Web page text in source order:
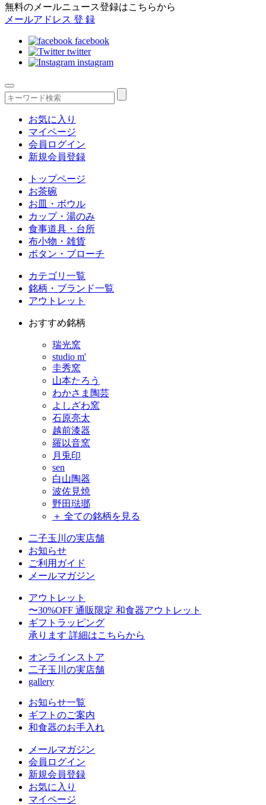
無料のメールニュース登録はこちらから
メールアドレス 登 録
facebook
twitter
instagram
お気に入り
マイページ
会員ログイン
新規会員登録
トップページ
お茶碗
お皿・ボウル
カップ・湯のみ
食事道具・台所
布小物・雑貨
ボタン・ブローチ
カテゴリ一覧
銘柄・ブランド一覧
アウトレット
おすすめ銘柄
瑞光窯
studio m'
圭秀窯
山本たろう
わかさま陶芸
よしざわ窯
石原亮太
越前漆器
羅以音窯
月兎印
sen
白山陶器
波佐見焼
野田琺瑯
＋ 全ての銘柄を見る
二子玉川の実店舗
お知らせ
ご利用ガイド
メールマガジン
アウトレット
〜30%OFF 通販限定 和食器アウトレット
ギフトラッピング
承ります 詳細はこちらから
オンラインストア
二子玉川の実店舗
gallery
お知らせ一覧
ギフトのご案内
和食器のお手入れ
メールマガジン
会員ログイン
新規会員登録
お気に入り
マイページ